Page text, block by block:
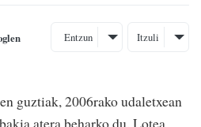
Entzun Itzuli
guztiak, 2006rako udaletxean